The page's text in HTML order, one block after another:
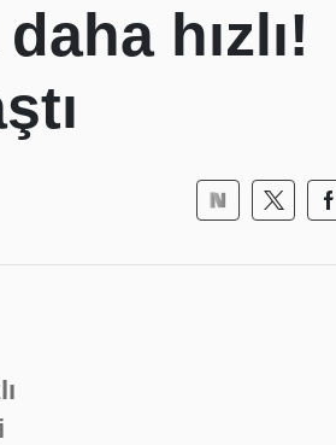
hızlı!